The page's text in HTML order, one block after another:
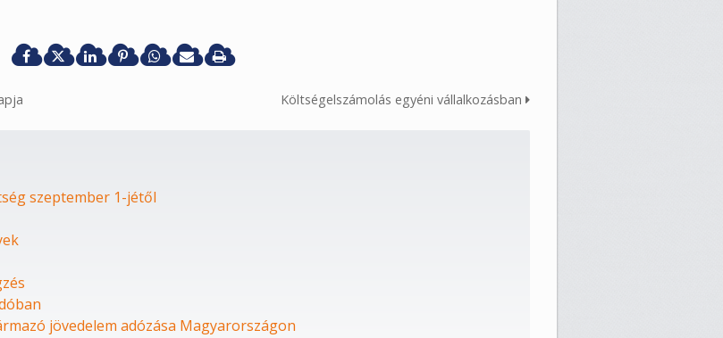
Költségelszámolás egyéni vállalkozásban
szeptember 1-jétől
jövedelem adózása Magyarországon